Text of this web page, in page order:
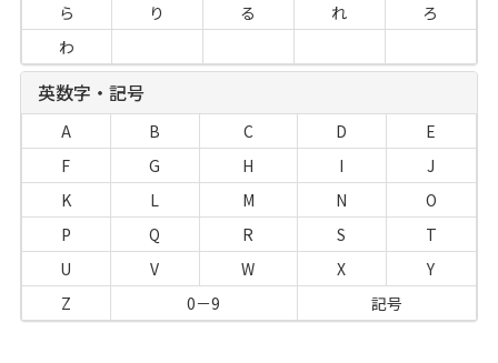
ら
り る れ
ろ
わ
英数字・記号
A B C D
E
F
G H I
J
K
L M N
O
P
Q R S
T
U
V W X
Y
Z
0－9 記号